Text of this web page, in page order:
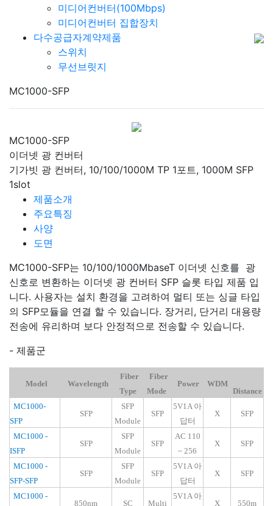
미디어컨버터(100Mbps)
미디어컨버터 집합장치
다수공급자계약제품
스위치
무선브릿지
MC1000-SFP
MC1000-SFP
이더넷 광 컨버터
기가빗 광 컨버터, 10/100/1000M TP 1포트, 1000M SFP
1slot
제품소개
주요특징
사양
도면
MC1000-SFP는 10/100/1000MbaseT 이더넷 신호를 광
신호로 변환하는 이더넷 광 컨버터 SFP 슬롯 타입 제품 입
니다. 사용자는 설치 환경을 고려하여 멀티 또는 싱글 타입
의 SFP모듈을 연결 할 수 있습니다. 장거리, 단거리 대용량
전송에 유리하며 보다 안정적으로 전송할 수 있습니다.
- 제품군
Model Wavelength
Fiber
Type
Fiber
Mode
Power
WDM
Distance
MC1000-
SFP
SFP
SFP
Module
SFP
5V1A 아
답터
X SFP
MC1000 -
ISFP
SFP
SFP
Module
SFP
AC 110
~ 256
X SFP
MC1000 -
SFP-SFP
SFP
SFP
Module
SFP
5V1A 아
답터
X SFP
MC1000 -
850nm
SC Multi
5V1A 아
X
550m